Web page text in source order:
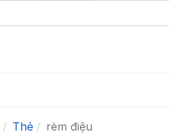
Thẻ rèm điệu